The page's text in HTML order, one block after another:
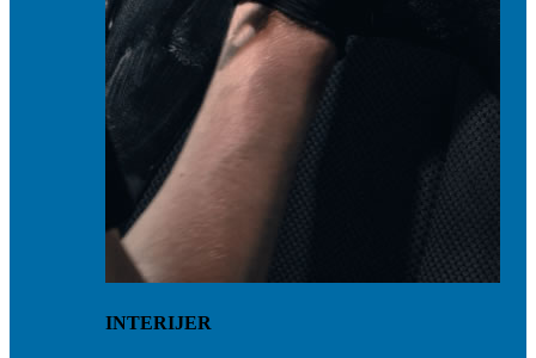
INTERIJER